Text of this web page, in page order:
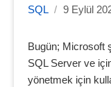
SQL / 9 Eylül
Bugün; Microsoft
SQL Server ve
yönetmek için